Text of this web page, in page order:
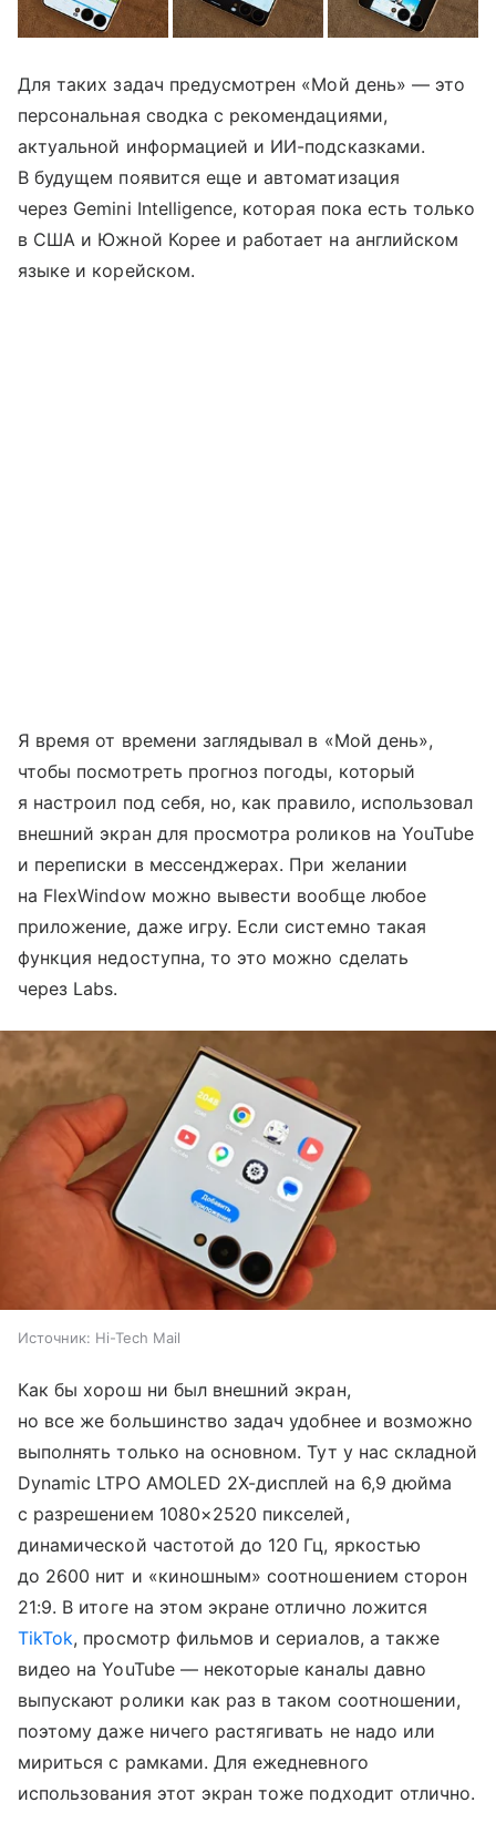
Для таких задач предусмотрен «Мой день» — это
персональная сводка с рекомендациями,
актуальной информацией и ИИ-подсказками.
В будущем появится еще и автоматизация
через Gemini Intelligence, которая пока есть только
в США и Южной Корее и работает на английском
языке и корейском.
Я время от времени заглядывал в «Мой день»,
чтобы посмотреть прогноз погоды, который
я настроил под себя, но, как правило, использовал
внешний экран для просмотра роликов на YouTube
и переписки в мессенджерах. При желании
на FlexWindow можно вывести вообще любое
приложение, даже игру. Если системно такая
функция недоступна, то это можно сделать
через Labs.
Источник: Hi-Tech Mail
Как бы хорош ни был внешний экран,
но все же большинство задач удобнее и возможно
выполнять только на основном. Тут у нас складной
Dynamic LTPO AMOLED 2X-дисплей на 6,9 дюйма
с разрешением 1080×2520 пикселей,
динамической частотой до 120 Гц, яркостью
до 2600 нит и «киношным» соотношением сторон
21:9. В итоге на этом экране отлично ложится
TikTok, просмотр фильмов и сериалов, а также
видео на YouTube — некоторые каналы давно
выпускают ролики как раз в таком соотношении,
поэтому даже ничего растягивать не надо или
мириться с рамками. Для ежедневного
использования этот экран тоже подходит отлично.